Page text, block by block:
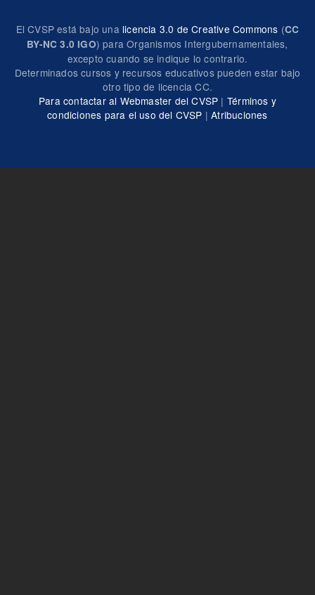
El CVSP está bajo una licencia 3.0 de Creative Commons (CC
BY-NC 3.0 IGO) para Organismos Intergubernamentales,
excepto cuando se indique lo contrario.
Determinados cursos y recursos educativos pueden estar bajo
otro tipo de licencia CC.
Para contactar al Webmaster del CVSP | Términos y
condiciones para el uso del CVSP |Atribuciones